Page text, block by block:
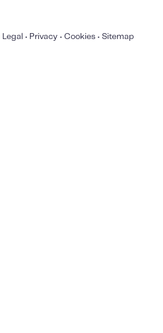
Legal • Privacy •Cookies •Sitemap